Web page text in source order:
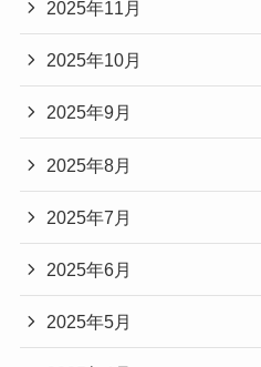
2025年11月
2025年10月
2025年9月
2025年8月
2025年7月
2025年6月
2025年5月